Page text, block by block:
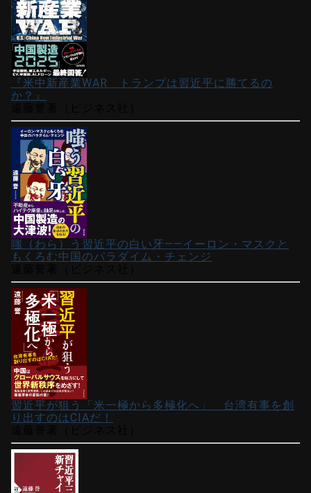
『米中新産業WAR トランプは習近平に勝てるの
か？』
嗤（わら）う習近平の白い牙――イーロン・マスクと
もくろむ中国のパラダイム・チェンジ
習近平が狙う「米一極から多極化へ」 台湾有事を創
り出すのはCIAだ！